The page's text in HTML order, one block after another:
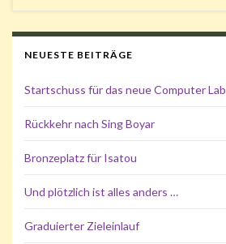
NEUESTE BEITRÄGE
Startschuss für das neue Computer Lab
Rückkehr nach Sing Boyar
Bronzeplatz für Isatou
Und plötzlich ist alles anders …
Graduierter Zieleinlauf